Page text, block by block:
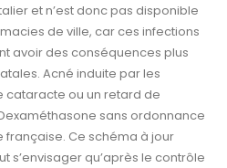
et n’est donc pas disponible
de ville, car ces infections
avoir des conséquences plus
Acné induite par les
cataracte ou un retard de
sans ordonnance
française. Ce schéma à jour
s’envisager qu’après le contrôle